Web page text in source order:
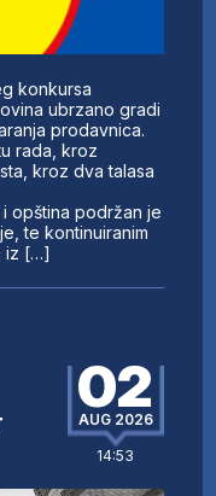
konkursa
ubrzano gradi
prodavnica.
rada, kroz
kroz dva talasa
opština podržan je
te kontinuiranim
iz […]
02
AUG 2026
14:53